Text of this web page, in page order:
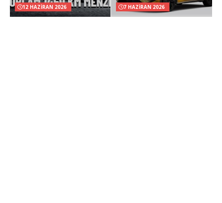
12 HAZIRAN 2026 7 HAZIRAN 2026